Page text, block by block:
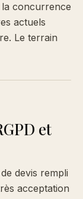
concurrence
actuels
Le terrain
et
devis rempli
acceptation